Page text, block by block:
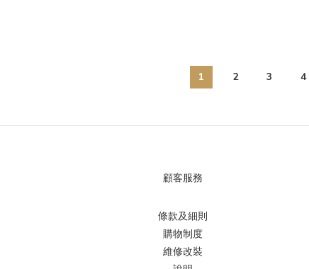
1 2 3 4
顧客服務
條款及細則
購物制度
維修改裝